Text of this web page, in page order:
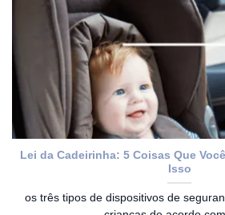
Lei da Cadeirinha: 5 Coisas Que
Isso
os três tipos de dispositivos de